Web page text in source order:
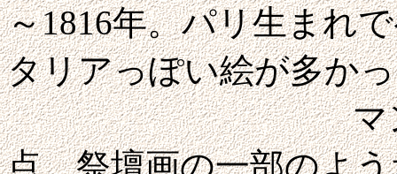
～1816年。パリ生まれ
タリアっぽい絵が多か
マンテーニャ
点。祭壇画の一部のよ